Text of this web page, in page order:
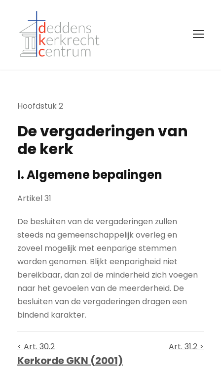
Hoofdstuk 2
De vergaderingen van
de kerk
I. Algemene bepalingen
Artikel 31
De besluiten van de vergaderingen zullen
steeds na gemeenschappelijk overleg en
zoveel mogelijk met eenparige stemmen
worden genomen. Blijkt eenparigheid niet
bereikbaar, dan zal de minderheid zich voegen
naar het gevoelen van de meerderheid. De
besluiten van de vergaderingen dragen een
bindend karakter.
< Art. 30.2 Art. 31.2 >
Kerkorde GKN (2001)